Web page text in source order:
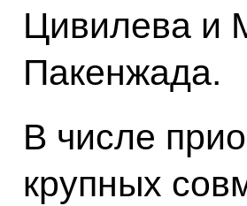
Цивилева и
Пакенжада.
В числе
крупных